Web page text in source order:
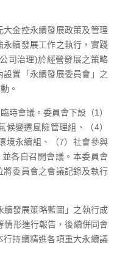
金控永續發展政策及管理
續發展工作之執行，實踐
司治理)於經營發展之策略
置「永續發展委員會」之
。
時會議。委員會下設（1）
變遷風險管理組、（4）
境永續組、（7）社會參與
各自召開會議。本委員會
委員會之會議記錄及執行
發展策略藍圖」之執行成
情形進行報告，後續併同會
持續精進各項重大永續議